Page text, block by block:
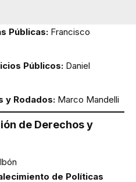
Públicas: Francisco
Públicos: Daniel
y Rodados: Marco Mandelli
de Derechos y
de Políticas